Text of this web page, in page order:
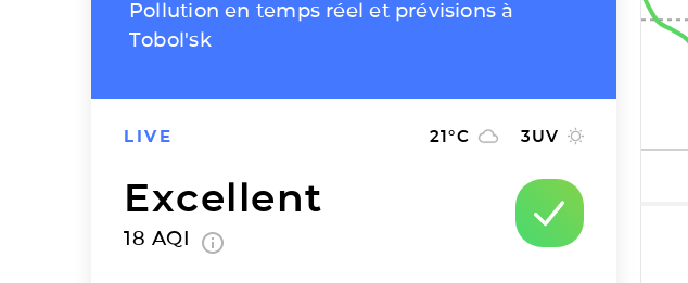
Pollution en temps réel et prévisions à
Tobol'sk
LIVE 21°C 3UV
Excellent
18 AQI